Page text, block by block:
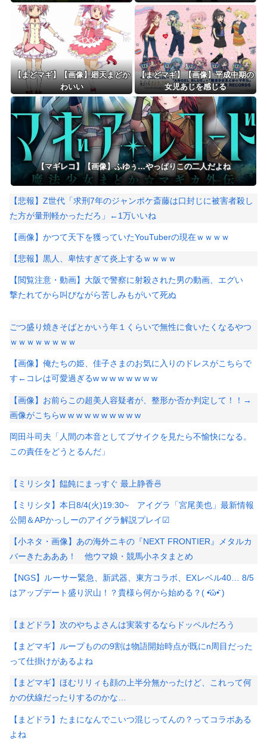
ある
いいなと思うこの頃
【まどマギ】【画像】廻天まどか
わいい
【まどマギ】【画像】平成中期の
女児あじを感じる
【マギレコ】【画像】ふゆぅ…やっぱりこの二人だよね
【悲報】Z世代「求刑7年のジャンポケ斎藤は口封じに被害者殺し
た方が量刑軽かっただろ」←1万いいね
【画像】かつて天下を獲っていたYouTuberの現在ｗｗｗｗ
【悲報】黒人、卑怯すぎて炎上するｗｗｗｗ
【閲覧注意・動画】大阪で警察に射殺された男の動画、エグい
撃たれてから叫びながら苦しみもがいて死ぬ
ごつ盛り焼きそばとかいう年１くらいで無性に食いたくなるやつ
ｗｗｗｗｗｗｗｗ
【画像】俺たちの姫、佳子さまのお気に入りのドレスがこちらで
す←コレは可愛過ぎるw w w w w w w w
【画像】お前らこの超美人容疑者が、整形か否か判定して！！→
画像がこちらw w w w w w w w w w
岡田斗司夫「人間の本音としてブサイクを見たら不愉快になる。
この責任をどうとるんだ」
【ミリシタ】饂飩にまっすぐ 最上静香🍜
【ミリシタ】本日8/4(火)19:30~ アイグラ「宮尾美也」最新情報
公開＆APかっしーのアイグラ解説プレイ☑
【小ネタ・画像】あの海外ニキの『NEXT FRONTIER』メタルカ
バーきたあああ！ 他ウマ娘・競馬小ネタまとめ
【NGS】ルーサー緊急、新武器、東方コラボ、EXレベル40… 8/5
はアップデート盛り沢山！？貴様ら何から始める？( •᷄ὤ•᷅ )
【まどドラ】次のやちよさんは実装するならドッペルだろう
【まどマギ】ループものの9割は物語開始時点が既にn周目だった
って仕掛けがあるよね
【まどマギ】ほむリリィも顔の上半分無かったけど、これって何
かの伏線だったりするのかな…
【まどドラ】たまになんでこいつ混じってんの？ってコラボある
よね